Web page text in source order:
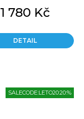
1 780 Kč
DETAIL
SALECODE:LETO20:20:%